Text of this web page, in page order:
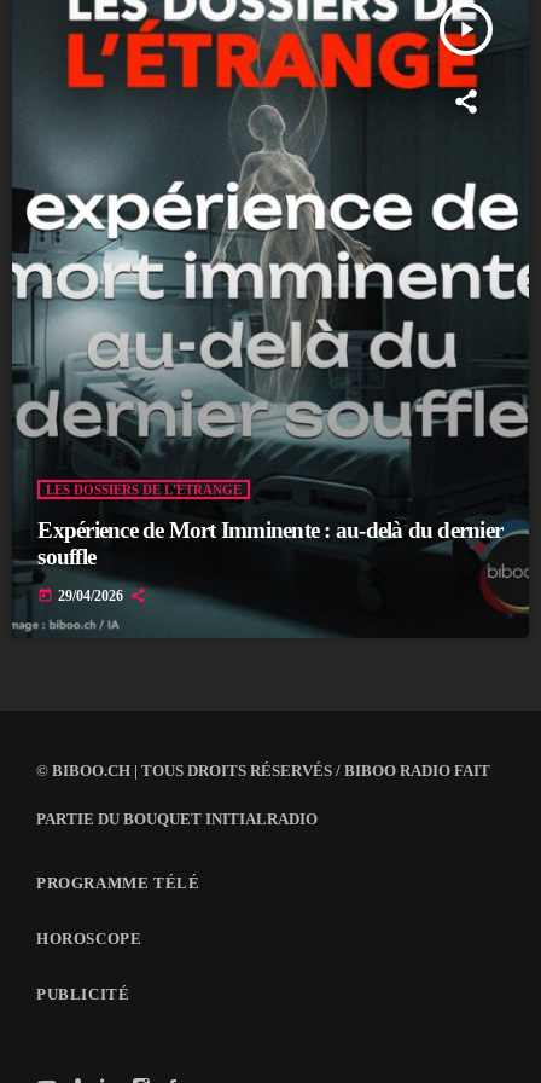
play_arrow
LES DOSSIERS DE L'ÉTRANGE
Expérience de Mort Imminente : au-delà du dernier
souffle
today 29/04/2026
© BIBOO.CH | TOUS DROITS RÉSERVÉS / BIBOO RADIO FAIT
PARTIE DU BOUQUET INITIALRADIO
PROGRAMME TÉLÉ
HOROSCOPE
PUBLICITÉ